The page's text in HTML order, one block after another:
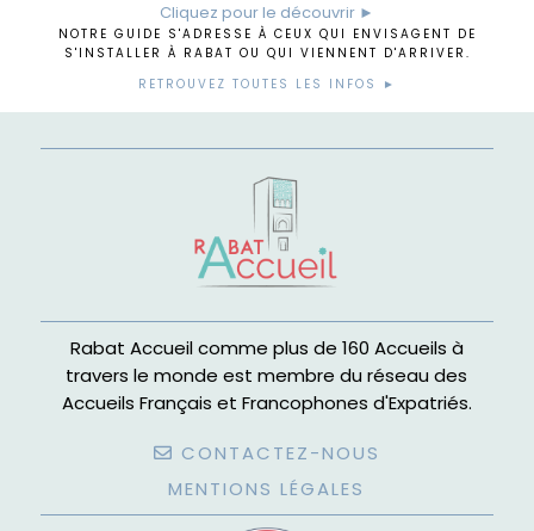
Cliquez pour le découvrir ►
NOTRE GUIDE S'ADRESSE À CEUX QUI ENVISAGENT DE
S'INSTALLER À RABAT OU QUI VIENNENT D'ARRIVER.
RETROUVEZ TOUTES LES INFOS ►
Rabat Accueil comme plus de 160 Accueils à
travers le monde est membre du réseau des
Accueils Français et Francophones d'Expatriés.
CONTACTEZ-NOUS
MENTIONS LÉGALES